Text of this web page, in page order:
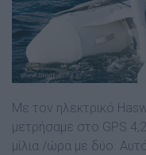
Με τον ηλεκτρικό
µετρήσαµε στο GPS
µίλια /ώρα µε δύο.